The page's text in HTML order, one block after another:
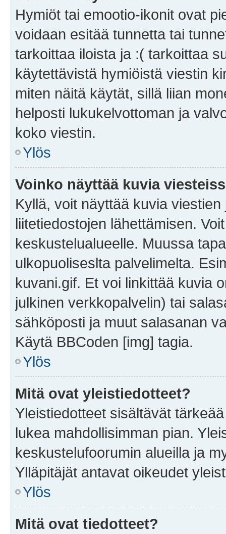
Hymiöt tai emootio-ikonit ovat
voidaan esitää tunnetta tai
tarkoittaa iloista ja :( tarkoittaa
käytettävistä hymiöistä viestin
miten näitä käytät, sillä liian
helposti lukukelvottoman ja
koko viestin.
Ylös
Voinko näyttää kuvia
Kyllä, voit näyttää kuvia
liitetiedostojen lähettämisen.
keskustelualueelle. Muussa
ulkopuoliseslta palvelimelta.
kuvani.gif. Et voi linkittää kuvia
julkinen verkkopalvelin) tai
sähköposti ja muut salasanan
Käytä BBCoden [img] tagia.
Ylös
Mitä ovat yleistiedotteet?
Yleistiedotteet sisältävät
lukea mahdollisimman pian.
keskustelufoorumin alueilla ja
Ylläpitäjät antavat oikeudet
Ylös
Mitä ovat tiedotteet?